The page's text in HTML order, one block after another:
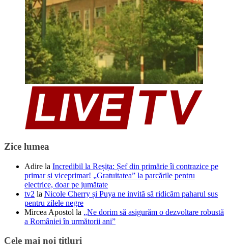
Zice lumea
Adire la Incredibil la Reșița: Șef din primărie îi contrazice pe
primar și viceprimar! „Gratuitatea” la parcările pentru
electrice, doar pe jumătate
tv2 la Nicole Cherry și Puya ne invită să ridicăm paharul sus
pentru zilele negre
Mircea Apostol la „Ne dorim să asigurăm o dezvoltare robustă
a României în următorii ani”
Cele mai noi titluri